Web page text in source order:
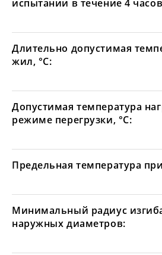
испытании в течение 4
Длительно допустимая
жил, °С:
Допустимая температура
режиме перегрузки, °С:
Предельная температура
Минимальный радиус
наружных диаметров: